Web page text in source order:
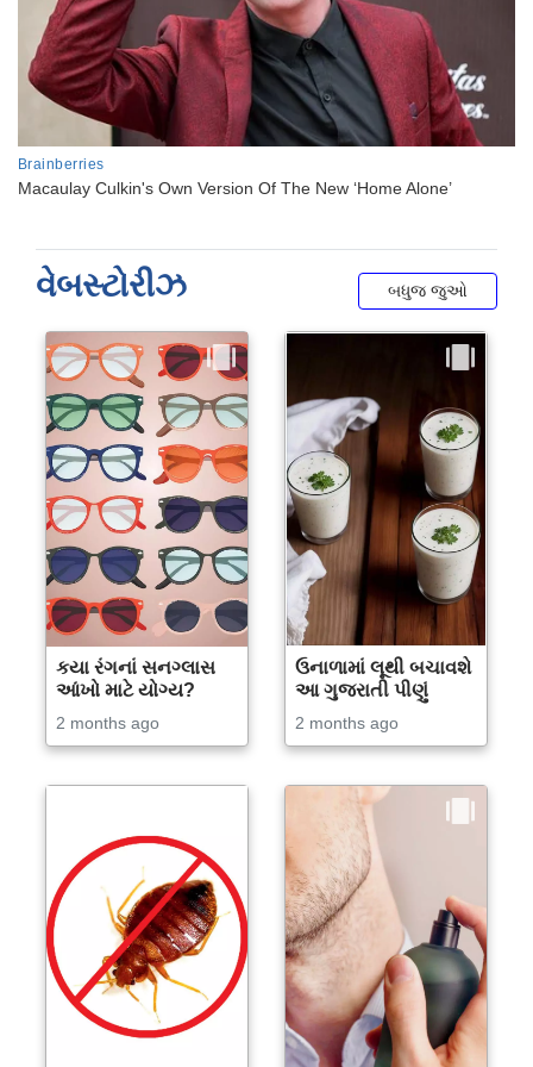
વેબસ્ટોરીઝ બધુજ જુઓ
કયા રંગનાં સનગ્લાસ
આંખો માટે યોગ્ય?
2 months ago
ઉનાળામાં લૂથી બચાવશે
આ ગુજરાતી પીણું
2 months ago